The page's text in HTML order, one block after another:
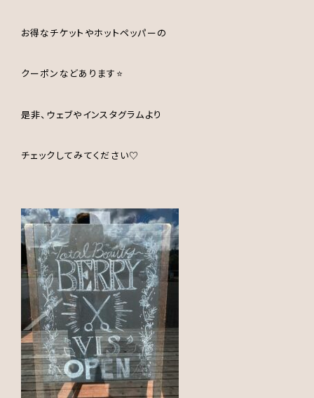
お得なチケットやホットペッパーの
クーポンなどあります⭐️
是非、ウェブやインスタグラムより
チェックしてみてください♡